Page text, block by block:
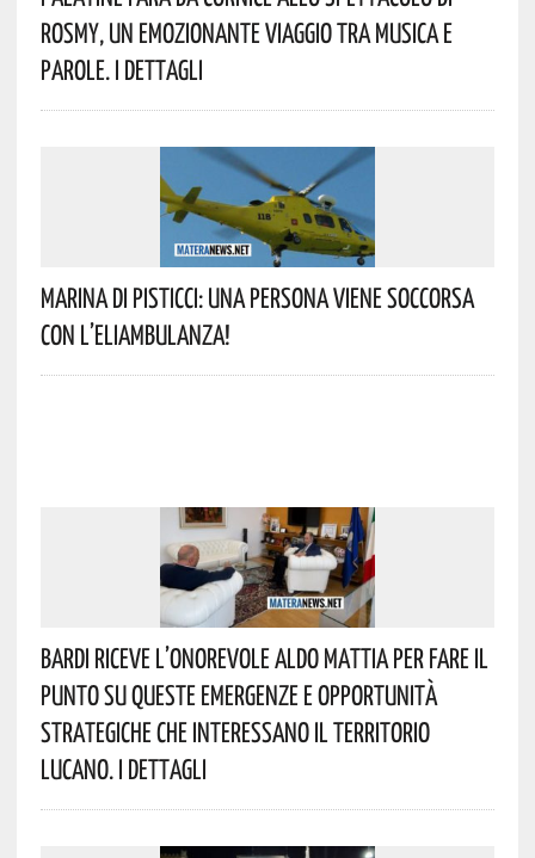
Rosmy, Un Emozionante Viaggio Tra Musica E
Parole. I Dettagli
Marina Di Pisticci: Una Persona Viene Soccorsa
Con L’eliambulanza!
Bardi Riceve L’onorevole Aldo Mattia Per Fare Il
Punto Su Queste Emergenze E Opportunità
Strategiche Che Interessano Il Territorio
Lucano. I Dettagli